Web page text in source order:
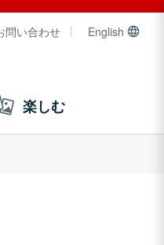
問い合わせ English
楽しむ